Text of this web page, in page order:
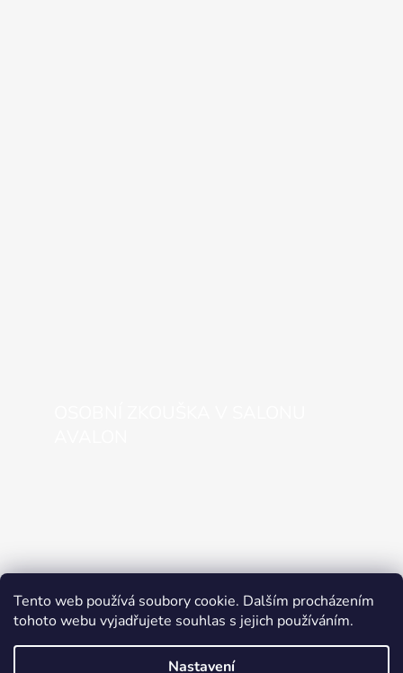
Tento web používá soubory cookie. Dalším procházením
tohoto webu vyjadřujete souhlas s jejich používáním.
Nastavení